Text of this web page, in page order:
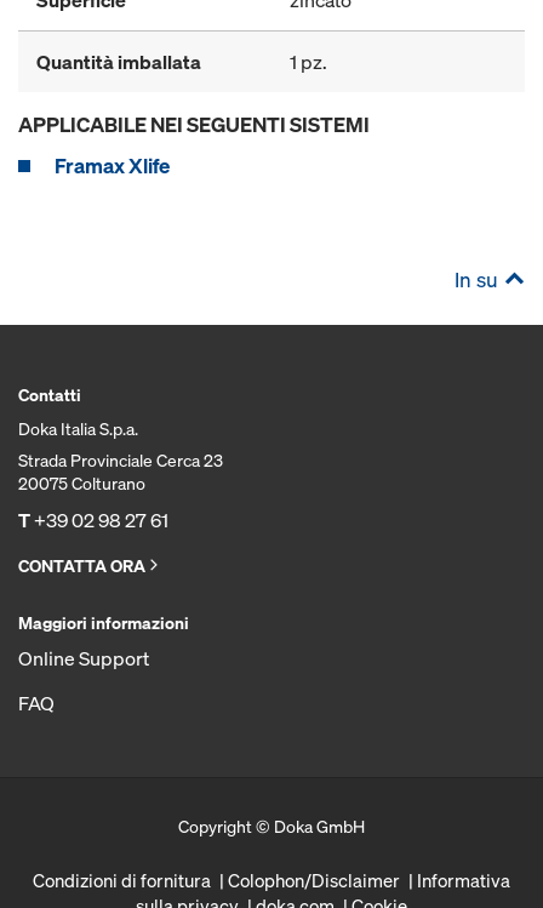
Quantità imballata 1 pz.
APPLICABILE NEI SEGUENTI SISTEMI
Framax Xlife
In su
Contatti
Doka Italia S.p.a.
Strada Provinciale Cerca 23
20075 Colturano
T+39 02 98 27 61
CONTATTA ORA
Maggiori informazioni
Online Support
FAQ
Copyright © Doka GmbH
Condizioni di fornitura Colophon/Disclaimer
Informativa